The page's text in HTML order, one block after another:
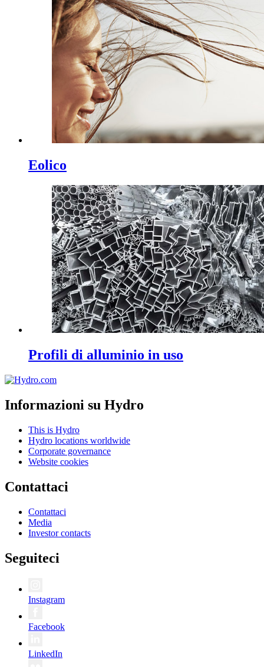
Eolico
Profili di alluminio in uso
Informazioni su Hydro
This is Hydro
Hydro locations worldwide
Corporate governance
Website cookies
Contattaci
Contattaci
Media
Investor contacts
Seguiteci
Instagram
Facebook
LinkedIn